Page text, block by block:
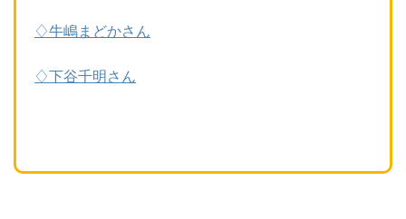
♢牛嶋まどかさん
♢下谷千明さん